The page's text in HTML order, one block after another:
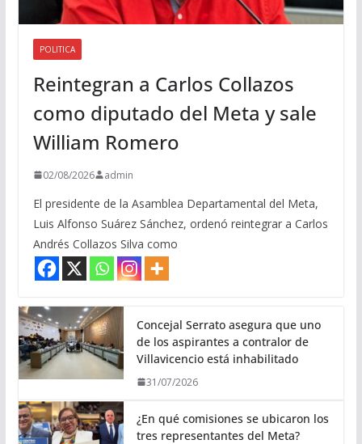
POLITICA
Reintegran a Carlos Collazos
como diputado del Meta y sale
William Romero
02/08/2026 admin
El presidente de la Asamblea Departamental del Meta,
Luis Alfonso Suárez Sánchez, ordenó reintegrar a Carlos
Andrés Collazos Silva como
Concejal Serrato asegura que uno
de los aspirantes a contralor de
Villavicencio está inhabilitado
31/07/2026
¿En qué comisiones se ubicaron los
tres representantes del Meta?